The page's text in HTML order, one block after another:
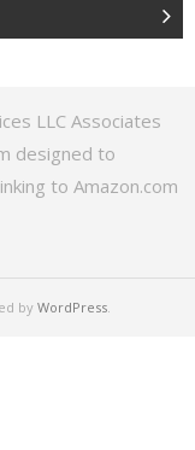
LLC Associates
designed to
to Amazon.com
by WordPress.